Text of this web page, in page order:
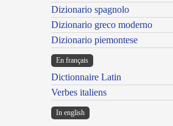
Dizionario spagnolo
Dizionario greco moderno
Dizionario piemontese
En français
Dictionnaire Latin
Verbes italiens
In english